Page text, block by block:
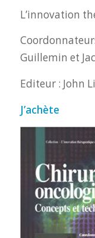
L’innovation
Guillemin et
Editeur : John
J’achète